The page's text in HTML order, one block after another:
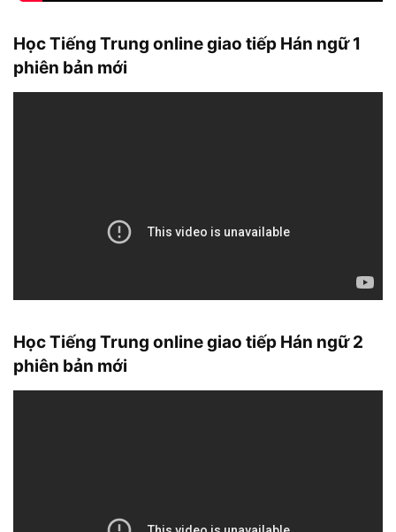
Học Tiếng Trung online giao tiếp Hán ngữ 1
phiên bản mới
Học Tiếng Trung online giao tiếp Hán ngữ 2
phiên bản mới